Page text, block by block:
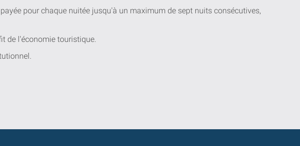
payée pour chaque nuitée jusqu'à un maximum de sept nuits consécutives,
de l'économie touristique.